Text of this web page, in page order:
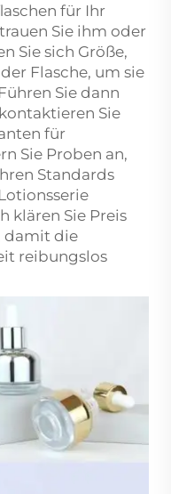
für Ihr
Sie ihm oder
Sie sich Größe,
Flasche, um sie
Sie dann
Sie
für
Sie Proben an,
Standards
klären Sie Preis
damit die
reibungslos